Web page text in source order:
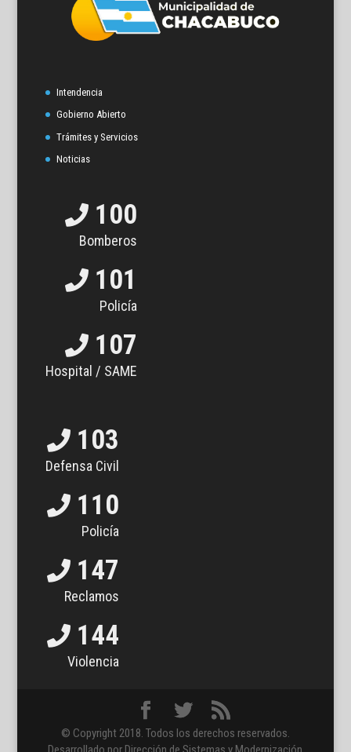
Intendencia
Gobierno Abierto
Trámites y Servicios
Noticias
100
Bomberos
101
Policía
107
Hospital / SAME
103
Defensa Civil
110
Policía
147
Reclamos
144
Violencia
© Copyright 2018. Todos los derechos reservados.